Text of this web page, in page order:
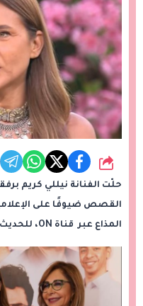
شارك
حلّت الفنانة نيللي كريم
القصص ضيوفًا على
المذاع عبر قناة ON⁠، للحديث عن كواليس العمل وتفاصيله.